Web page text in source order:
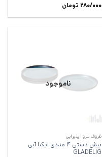
امتیاز 4.85 280/000 تومان
ناموجود
ظروف سرو | پذیرایی
پیش دستی 4 عددی ایکیا آبی
GLADELIG